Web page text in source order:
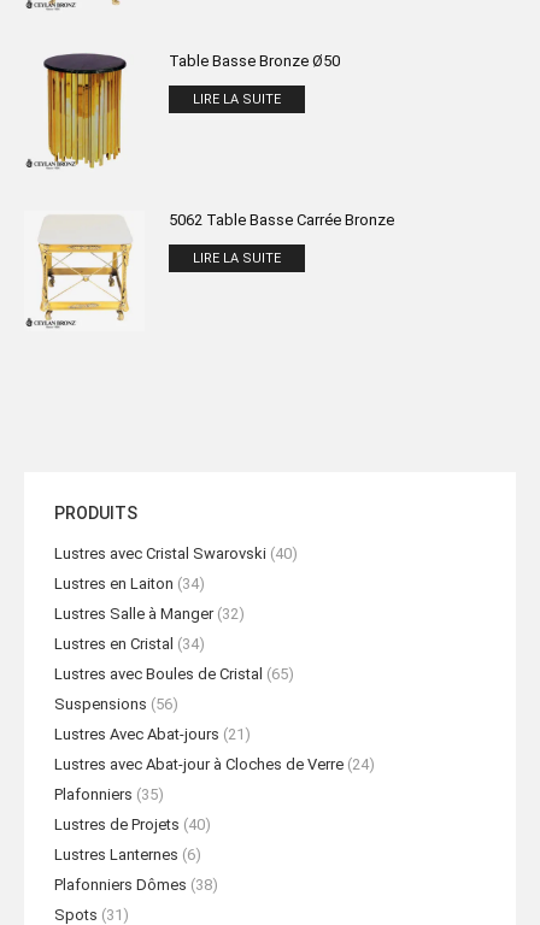
Table Basse Bronze Ø50
LIRE LA SUITE
5062 Table Basse Carrée Bronze
LIRE LA SUITE
PRODUITS
Lustres avec Cristal Swarovski (40)
Lustres en Laiton (34)
Lustres Salle à Manger (32)
Lustres en Cristal (34)
Lustres avec Boules de Cristal (65)
Suspensions (56)
Lustres Avec Abat-jours (21)
Lustres avec Abat-jour à Cloches de Verre (24)
Plafonniers (35)
Lustres de Projets (40)
Lustres Lanternes (6)
Plafonniers Dômes (38)
Spots (31)